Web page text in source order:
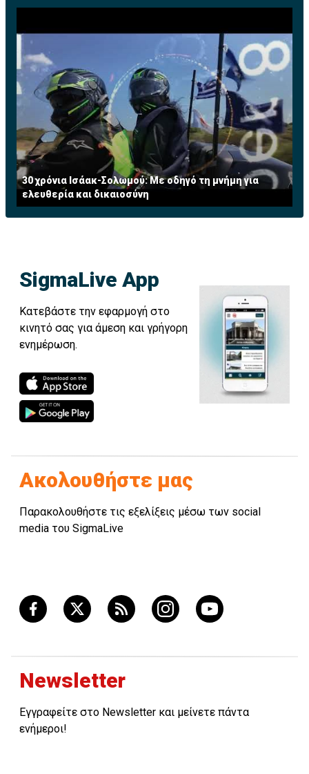
30 χρόνια Ισάακ-Σολωμού: Με οδηγό τη μνήμη για
ελευθερία και δικαιοσύνη
SigmaLive App
Κατεβάστε την εφαρμογή στο
κινητό σας για άμεση και γρήγορη
ενημέρωση.
Ακολουθήστε μας
Παρακολουθήστε τις εξελίξεις μέσω των social
media του SigmaLive
Newsletter
Εγγραφείτε στο Newsletter και μείνετε πάντα
ενήμεροι!